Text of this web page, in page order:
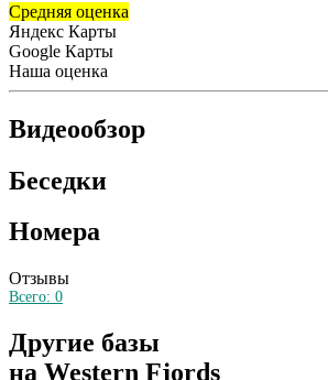
Средняя оценка
Яндекс Карты
Google Карты
Наша оценка
Видеообзор
Беседки
Номера
Отзывы
Всего: 0
Другие базы
на Western Fjords